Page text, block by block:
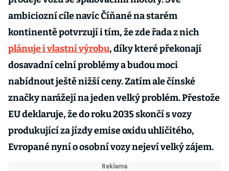
ambiciozní cíle navíc Číňané na starém
kontinentě potvrzují i tím, že zde řada z nich
plánuje i vlastní výrobu, díky které překonají
dosavadní celní problémy a budou moci
nabídnout ještě nižší ceny. Zatím ale čínské
značky narážejí na jeden velký problém. Přestože
EU deklaruje, že do roku 2035 skončí s vozy
produkující za jízdy emise oxidu uhličitého,
Evropané nyní o osobní vozy nejeví velký zájem.